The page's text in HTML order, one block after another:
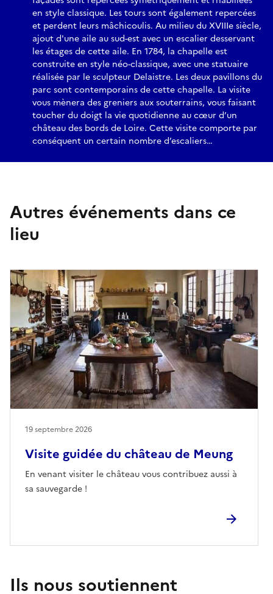
en style classique. Les tours sont également repercées
et perdent leurs mâchicoulis. Au milieu du XVIIIe siècle,
ajout d'une aile au sud-est avec un escalier desservant
les étages de cette aile. En 1784, la chapelle est
construite en style néo-classique, avec une statuaire
réalisée par le sculpteur Delaistre. Les deux pavillons du
parc sont contemporains de cette chapelle. La visite
vous mènera des greniers aux souterrains, vous faisant
toucher du doigt la vie quotidienne au cœur d’un
château des bords de Loire. Cette visite comporte par
conséquent un certain nombre d’escaliers…
Autres événements dans ce
lieu
Visite guidée du château de Meung
En venant visiter le château vous contribuez aussi à
sa sauvegarde !
19 septembre 2026
Ils nous soutiennent